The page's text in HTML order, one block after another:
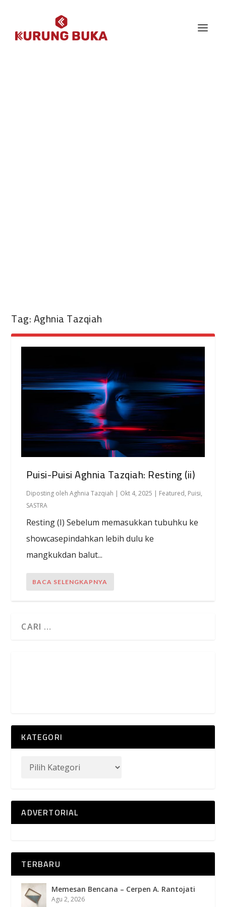
Tag:Aghnia Tazqiah
Puisi-Puisi Aghnia Tazqiah: Resting (ii)
Diposting olehAghnia Tazqiah | Okt 4, 2025 | Featured, Puisi,
SASTRA
Resting (I) Sebelum memasukkan tubuhku ke
showcasepindahkan lebih dulu ke
mangkukdan balut...
BACA SELENGKAPNYA
KATEGORI
ADVERTORIAL
TERBARU
Memesan Bencana – Cerpen A. Rantojati
Agu 2, 2026